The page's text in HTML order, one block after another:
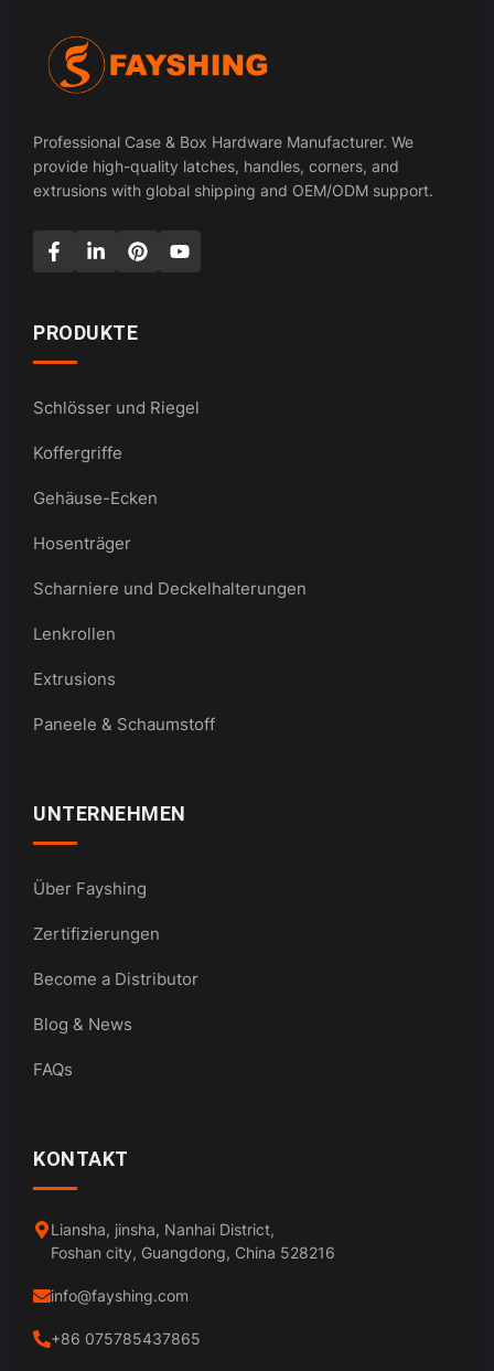
Professional Case & Box Hardware Manufacturer. We
provide high-quality latches, handles, corners, and
extrusions with global shipping and OEM/ODM support.
PRODUKTE
Schlösser und Riegel
Koffergriffe
Gehäuse-Ecken
Hosenträger
Scharniere und Deckelhalterungen
Lenkrollen
Extrusions
Paneele & Schaumstoff
UNTERNEHMEN
Über Fayshing
Zertifizierungen
Become a Distributor
Blog & News
FAQs
KONTAKT
Liansha, jinsha, Nanhai District,
Foshan city, Guangdong, China 528216
info@fayshing.com
+86 075785437865